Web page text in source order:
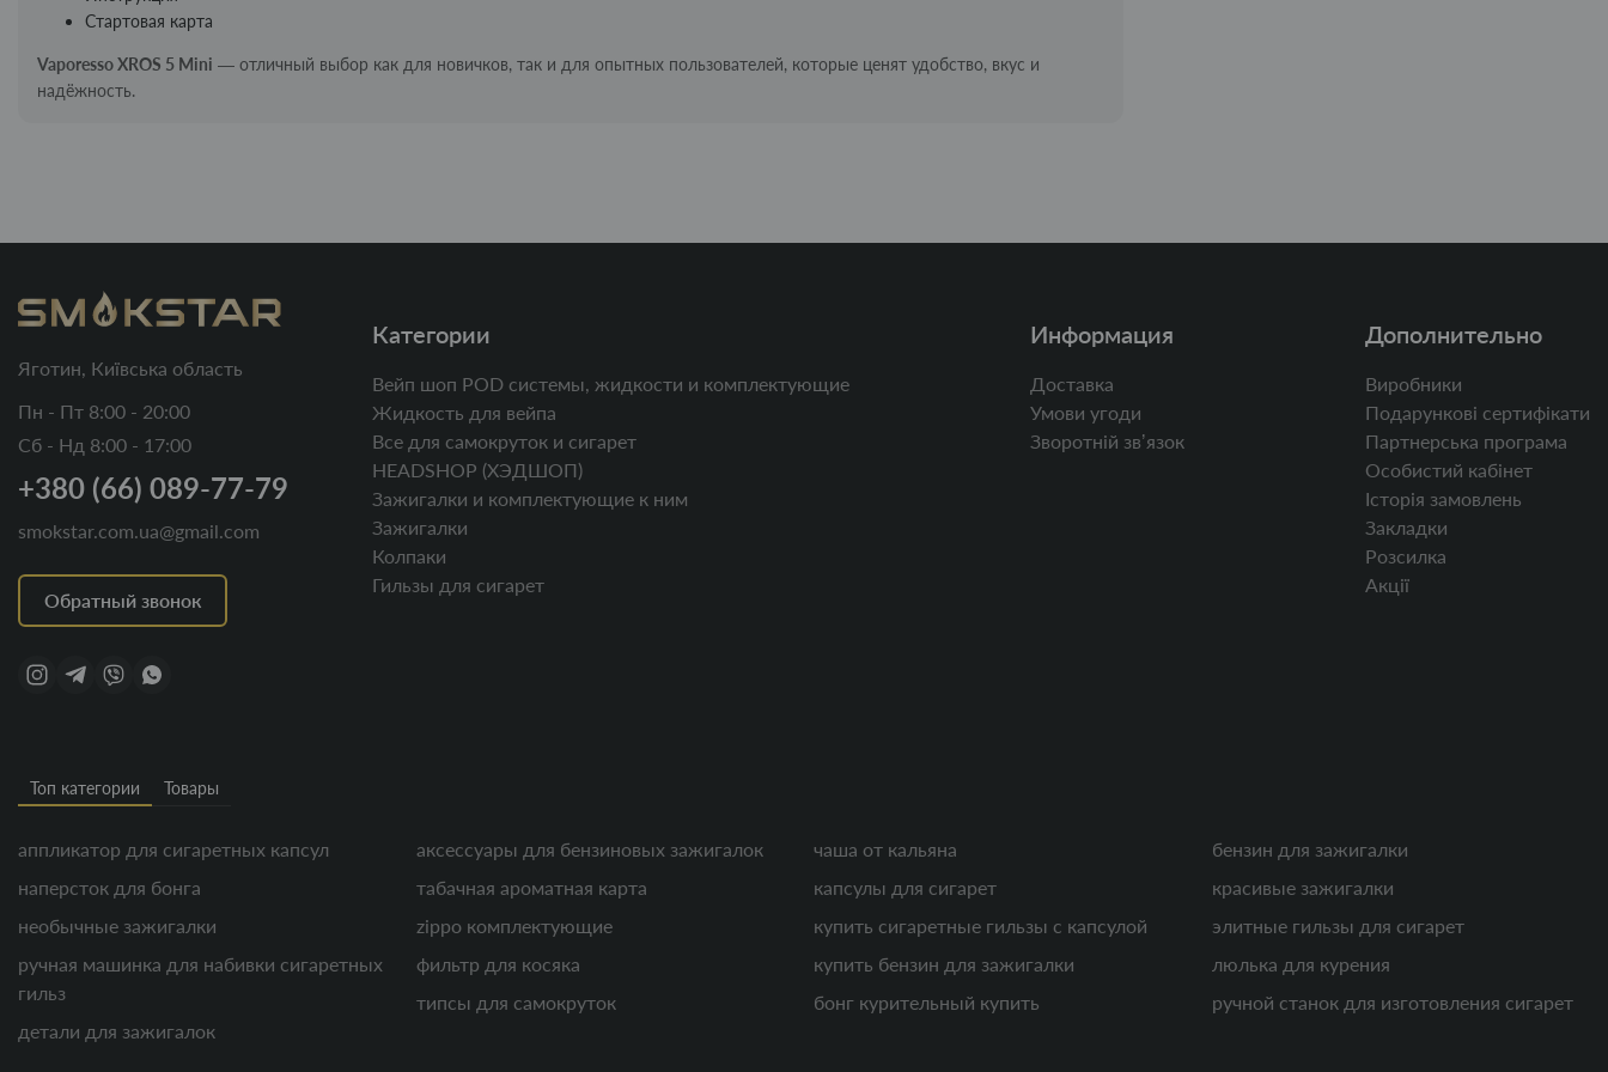
Стартовая карта
Vaporesso XROS 5 Mini — отличный выбор как для новичков, так и для опытных пользователей, которые ценят удобство, вкус и
надёжность.
Яготин, Київська область
Пн - Пт 8:00 - 20:00
Сб - Нд 8:00 - 17:00
+380 (66) 089-77-79
smokstar.com.ua@gmail.com
Обратный звонок
Категории
Вейп шоп POD системы, жидкости и комплектующие
Жидкость для вейпа
Все для самокруток и сигарет
HEADSHOP (ХЭДШОП)
Зажигалки и комплектующие к ним
Зажигалки
Колпаки
Гильзы для сигарет
Информация
Доставка
Умови угоди
Зворотній звʼязок
Дополнительно
Виробники
Подарункові сертифікати
Партнерська програма
Особистий кабінет
Історія замовлень
Закладки
Розсилка
Акції
Топ категории Товары
аппликатор для сигаретных капсул
наперсток для бонга
необычные зажигалки
ручная машинка для набивки сигаретных
гильз
детали для зажигалок
аксессуары для бензиновых зажигалок
табачная ароматная карта
zippo комплектующие
фильтр для косяка
типсы для самокруток
чаша от кальяна
капсулы для сигарет
купить сигаретные гильзы с капсулой
купить бензин для зажигалки
бонг курительный купить
бензин для зажигалки
красивые зажигалки
элитные гильзы для сигарет
люлька для курения
ручной станок для изготовления сигарет